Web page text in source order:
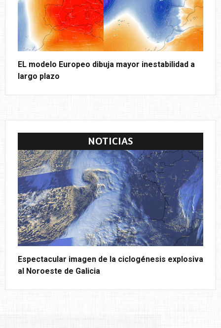
EL modelo Europeo dibuja mayor inestabilidad a
largo plazo
NOTICIAS
Espectacular imagen de la ciclogénesis explosiva
al Noroeste de Galicia